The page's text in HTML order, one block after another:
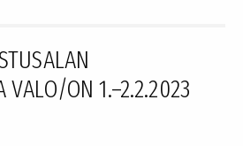
VALO/ON 1.–2.2.2023